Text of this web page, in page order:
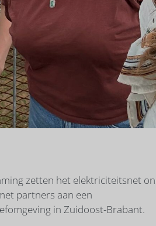
zetten het elektriciteitsnet
partners aan een
in Zuidoost-Brabant.